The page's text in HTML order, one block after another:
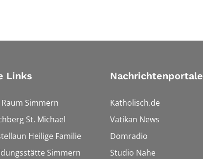
Links
Simmern
St. Michael
Heilige Familie
Simmern
Nachrichtenportale
Katholisch.de
Vatikan News
Domradio
Studio Nahe